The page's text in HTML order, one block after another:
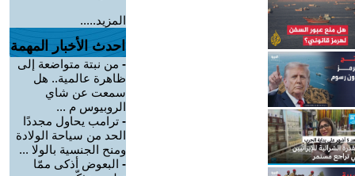
المزيد.....
احدث الأخبار المهمة
- من نبتة متواضعة إلى
ظاهرة عالمية.. هل
سمعت عن شاي
الروبيوس م ...
- ترامب يحاول مجددًا
الحد من سياحة الولادة
ومنح الجنسية بالولا ...
- البعوض أذكى ممّا